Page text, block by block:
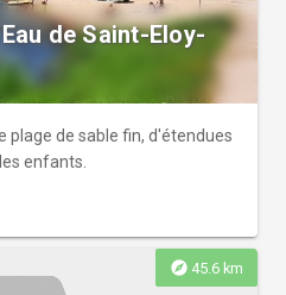
de Saint-Eloy-
plage de sable fin, d'étendues
enfants.
explore 45.6 km